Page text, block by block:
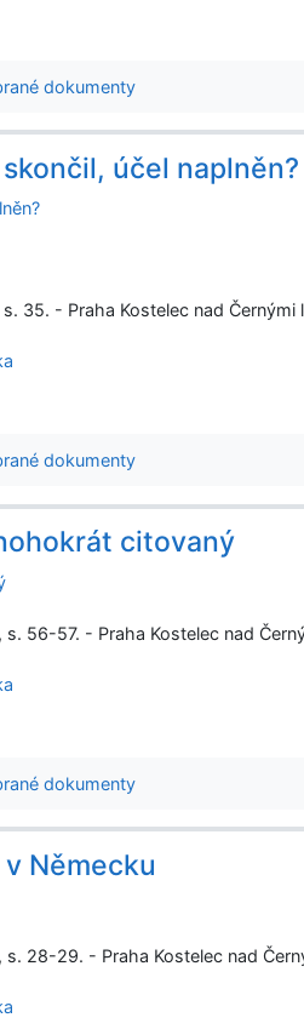
dokumenty
účel naplněn?
35. - Praha Kostelec nad
dokumenty
citovaný
56-57. - Praha Kostelec nad
dokumenty
Německu
28-29. - Praha Kostelec nad